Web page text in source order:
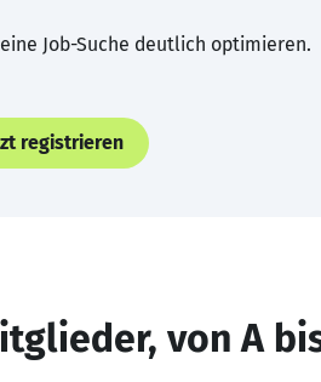
Job-Suche deutlich optimieren.
registrieren
von A